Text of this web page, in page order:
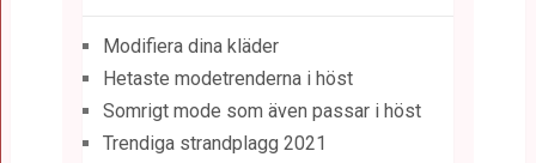
Modifiera dina kläder
Hetaste modetrenderna i höst
Somrigt mode som även passar i höst
Trendiga strandplagg 2021